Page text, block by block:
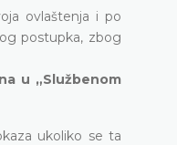
ovlaštenja i po
postupka, zbog
u „Službenom
ukoliko se ta